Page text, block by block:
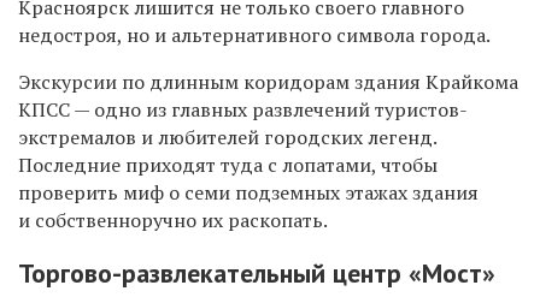
Красноярск лишится не только своего главного
недостроя, но и альтернативного символа города.
Экскурсии по длинным коридорам здания Крайкома
КПСС — одно из главных развлечений туристов-
экстремалов и любителей городских легенд.
Последние приходят туда с лопатами, чтобы
проверить миф о семи подземных этажах здания
и собственноручно их раскопать.
Торгово-развлекательный центр «Мост»